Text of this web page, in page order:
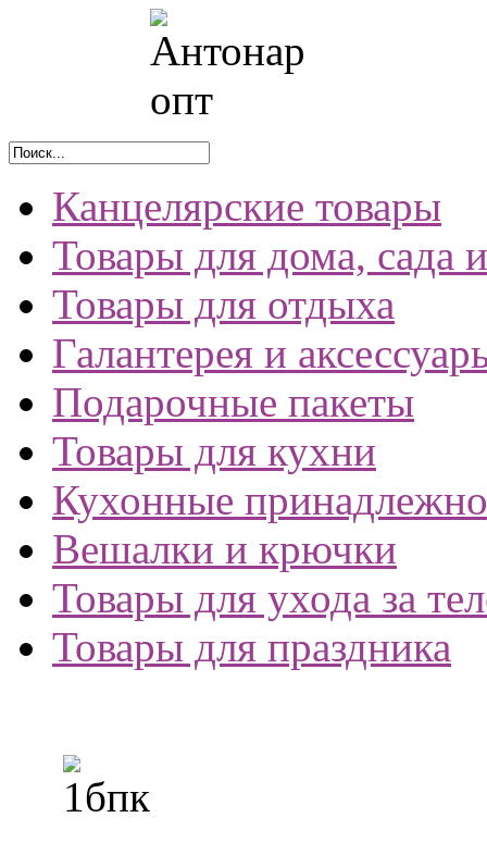
Канцелярские товары
Товары для дома, сада
Товары для отдыха
Галантерея и
Подарочные пакеты
Товары для кухни
Кухонные
Вешалки и крючки
Товары для ухода за
Товары для праздника